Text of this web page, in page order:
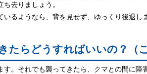
去りましょう。
るようなら、背を見せず、ゆっくり後退し
たらどうすればいいの？（
。それでも襲ってきたら、クマとの間に障